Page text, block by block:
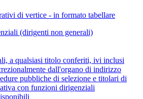
di vertice - in formato tabellare
(dirigenti non generali)
a qualsiasi titolo conferiti, ivi inclusi
dall'organo di indirizzo
pubbliche di selezione e titolari di
con funzioni dirigenziali